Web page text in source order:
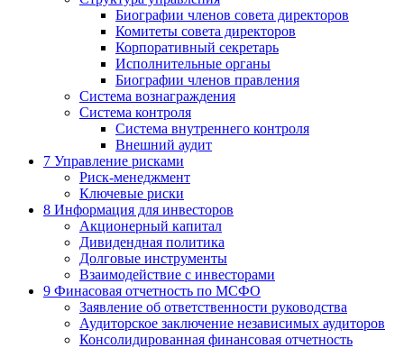
Биографии членов совета директоров
Комитеты совета директоров
Корпоративный секретарь
Исполнительные органы
Биографии членов правления
Система вознаграждения
Система контроля
Система внутреннего контроля
Внешний аудит
7 Управление рисками
Риск-менеджмент
Ключевые риски
8 Информация для инвесторов
Акционерный капитал
Дивидендная политика
Долговые инструменты
Взаимодействие с инвеcторами
9 Финасовая отчетность по МСФО
Заявление об ответственности руководства
Аудиторское заключение независимых аудиторов
Консолидированная финансовая отчетность